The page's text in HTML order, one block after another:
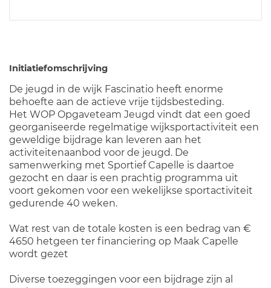
Initiatiefomschrijving
De jeugd in de wijk Fascinatio heeft enorme
behoefte aan de actieve vrije tijdsbesteding.
Het WOP Opgaveteam Jeugd vindt dat een goed
georganiseerde regelmatige wijksportactiviteit een
geweldige bijdrage kan leveren aan het
activiteitenaanbod voor de jeugd. De
samenwerking met Sportief Capelle is daartoe
gezocht en daar is een prachtig programma uit
voort gekomen voor een wekelijkse sportactiviteit
gedurende 40 weken.
Wat rest van de totale kosten is een bedrag van €
4650 hetgeen ter financiering op Maak Capelle
wordt gezet
Diverse toezeggingen voor een bijdrage zijn al